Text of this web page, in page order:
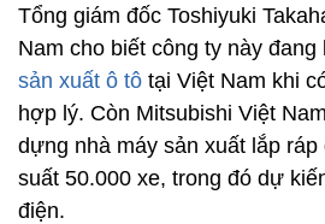
Tổng giám đốc Toshiyuki
Nam cho biết công ty này đang
sản xuất ô tô tại Việt Nam khi
hợp lý. Còn Mitsubishi Việt
dựng nhà máy sản xuất lắp
suất 50.000 xe, trong đó dự
điện.